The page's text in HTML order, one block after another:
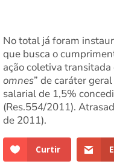
No total já foram
que busca o
ação coletiva
omnes” de caráter
salarial de 1,5%
(Res.554/2011).
de 2011).
Curtir